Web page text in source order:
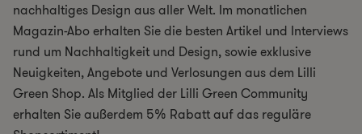
nachhaltiges Design aus aller Welt. Im monatlichen
Magazin-Abo erhalten Sie die besten Artikel und Interviews
rund um Nachhaltigkeit und Design, sowie exklusive
Neuigkeiten, Angebote und Verlosungen aus dem Lilli
Green Shop. Als Mitglied der Lilli Green Community
erhalten Sie außerdem 5% Rabatt auf das reguläre